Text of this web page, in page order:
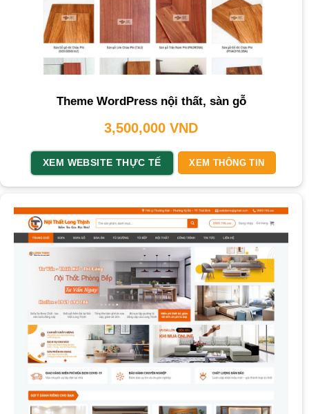
Theme WordPress nội thất, sàn gỗ
3,500,000 VND
XEM WEBSITE THỰC TẾ XEM THÔNG TIN